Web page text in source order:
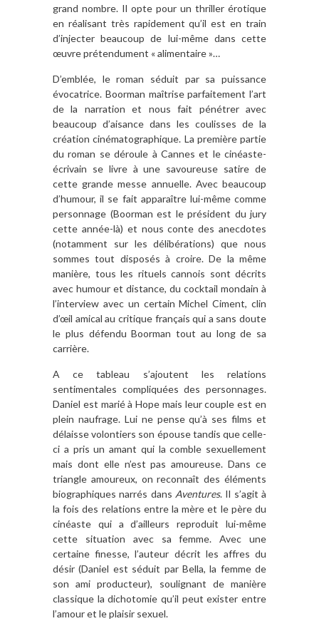
grand nombre. Il opte pour un thriller érotique
en réalisant très rapidement qu’il est en train
d’injecter beaucoup de lui-même dans cette
œuvre prétendument « alimentaire »…
D’emblée, le roman séduit par sa puissance
évocatrice. Boorman maîtrise parfaitement l’art
de la narration et nous fait pénétrer avec
beaucoup d’aisance dans les coulisses de la
création cinématographique. La première partie
du roman se déroule à Cannes et le cinéaste-
écrivain se livre à une savoureuse satire de
cette grande messe annuelle. Avec beaucoup
d’humour, il se fait apparaître lui-même comme
personnage (Boorman est le président du jury
cette année-là) et nous conte des anecdotes
(notamment sur les délibérations) que nous
sommes tout disposés à croire. De la même
manière, tous les rituels cannois sont décrits
avec humour et distance, du cocktail mondain à
l’interview avec un certain Michel Ciment, clin
d’œil amical au critique français qui a sans doute
le plus défendu Boorman tout au long de sa
carrière.
A ce tableau s’ajoutent les relations
sentimentales compliquées des personnages.
Daniel est marié à Hope mais leur couple est en
plein naufrage. Lui ne pense qu’à ses films et
délaisse volontiers son épouse tandis que celle-
ci a pris un amant qui la comble sexuellement
mais dont elle n’est pas amoureuse. Dans ce
triangle amoureux, on reconnaît des éléments
biographiques narrés dans Aventures. Il s’agit à
la fois des relations entre la mère et le père du
cinéaste qui a d’ailleurs reproduit lui-même
cette situation avec sa femme. Avec une
certaine finesse, l’auteur décrit les affres du
désir (Daniel est séduit par Bella, la femme de
son ami producteur), soulignant de manière
classique la dichotomie qu’il peut exister entre
l’amour et le plaisir sexuel.